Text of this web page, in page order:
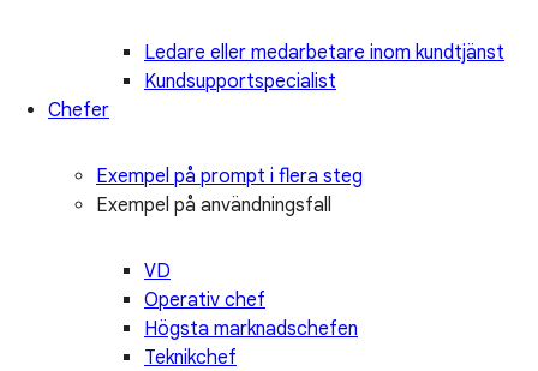
Ledare eller medarbetare inom kundtjänst
Kundsupportspecialist
Chefer
Exempel på prompt i flera steg
Exempel på användningsfall
VD
Operativ chef
Högsta marknadschefen
Teknikchef